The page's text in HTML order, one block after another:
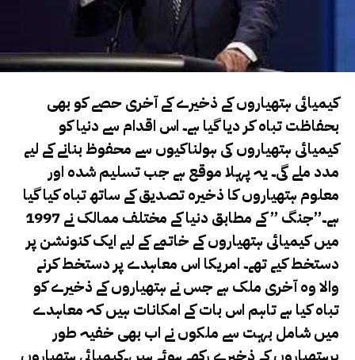
کیمیائی ہتھیاروں کے ذخیرے کے آخری حصے کو بھی
بحفاظت تباہ کر دیا گیا ہے۔ اس اقدام سے دنیا کو
کیمیائی ہتھیاروں کی ہولناکیوں سے محفوظ بنانے کے لیے
مدد ملے گی۔ یہ پہلا موقع ہے جب تسلیم شدہ اور
معلوم ہتھیاروں کا ذخیرہ تصدیق کے ساتھ تباہ کیا گیا
ہے۔”جنگ ” کے مطابق دنیا کے مختلف ممالک نے 1997
میں کیمیائی ہتھیاروں کے خاتمے کے لیے ایک کنونشن پر
دستخط کیے تھے۔ امریکا اس معاہدے پر دستخط کرنے
والا وہ آخری ملک ہے جس نے ہتھیاروں کے ذخیرے کو
تباہ کیا ہے تاہم اس بات کے امکانات ہیں کہ معاہدے
میں شامل بہت سے ملکوں نے اب بھی خفیہ طور